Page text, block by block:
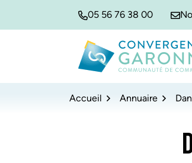
05 56 76 38 00
Accueil Annuaire